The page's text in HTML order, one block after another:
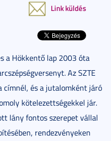
Link küldés
a Hökkentő lap 2003 óta
Az SZTE
címnél, és a jutalomként járó
kötelezettségekkel jár.
lány fontos szerepet vállal
rendezvényeken